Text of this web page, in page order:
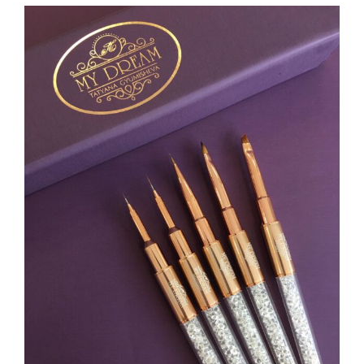
Златните четки на Татяна Гюмишева
Инструменти
Пили
Консумативи